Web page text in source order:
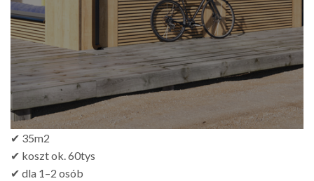
✔ 35m2
✔ koszt ok. 60tys
✔ dla 1–2 osób